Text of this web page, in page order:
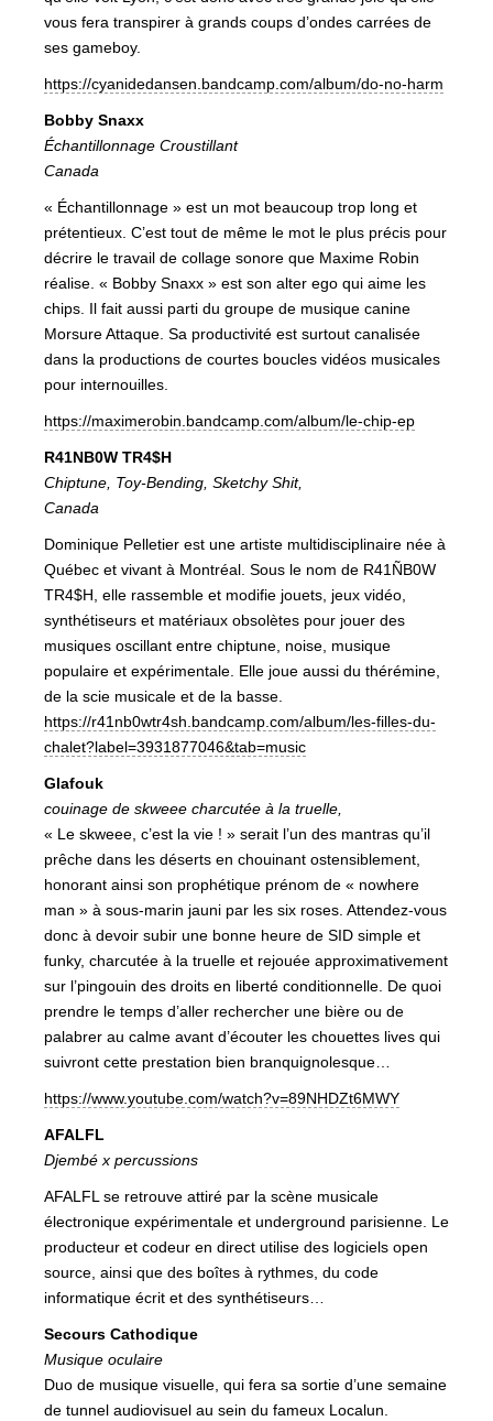
vous fera transpirer à grands coups d’ondes carrées de
ses gameboy.
https://cyanidedansen.bandcamp.com/album/do-no-harm
Bobby Snaxx
Échantillonnage Croustillant
Canada
« Échantillonnage » est un mot beaucoup trop long et
prétentieux. C’est tout de même le mot le plus précis pour
décrire le travail de collage sonore que Maxime Robin
réalise. « Bobby Snaxx » est son alter ego qui aime les
chips. Il fait aussi parti du groupe de musique canine
Morsure Attaque. Sa productivité est surtout canalisée
dans la productions de courtes boucles vidéos musicales
pour internouilles.
https://maximerobin.bandcamp.com/album/le-chip-ep
R41NB0W TR4$H
Chiptune, Toy-Bending, Sketchy Shit,
Canada
Dominique Pelletier est une artiste multidisciplinaire née à
Québec et vivant à Montréal. Sous le nom de R41ÑB0W
TR4$H, elle rassemble et modifie jouets, jeux vidéo,
synthétiseurs et matériaux obsolètes pour jouer des
musiques oscillant entre chiptune, noise, musique
populaire et expérimentale. Elle joue aussi du thérémine,
de la scie musicale et de la basse.
https://r41nb0wtr4sh.bandcamp.com/album/les-filles-du-
chalet?label=3931877046&tab=music
Glafouk
couinage de skweee charcutée à la truelle,
« Le skweee, c’est la vie ! » serait l’un des mantras qu’il
prêche dans les déserts en chouinant ostensiblement,
honorant ainsi son prophétique prénom de « nowhere
man » à sous-marin jauni par les six roses. Attendez-vous
donc à devoir subir une bonne heure de SID simple et
funky, charcutée à la truelle et rejouée approximativement
sur l’pingouin des droits en liberté conditionnelle. De quoi
prendre le temps d’aller rechercher une bière ou de
palabrer au calme avant d’écouter les chouettes lives qui
suivront cette prestation bien branquignolesque…
https://www.youtube.com/watch?v=89NHDZt6MWY
AFALFL
Djembé x percussions
AFALFL se retrouve attiré par la scène musicale
électronique expérimentale et underground parisienne. Le
producteur et codeur en direct utilise des logiciels open
source, ainsi que des boîtes à rythmes, du code
informatique écrit et des synthétiseurs…
Secours Cathodique
Musique oculaire
Duo de musique visuelle, qui fera sa sortie d’une semaine
de tunnel audiovisuel au sein du fameux Localun.